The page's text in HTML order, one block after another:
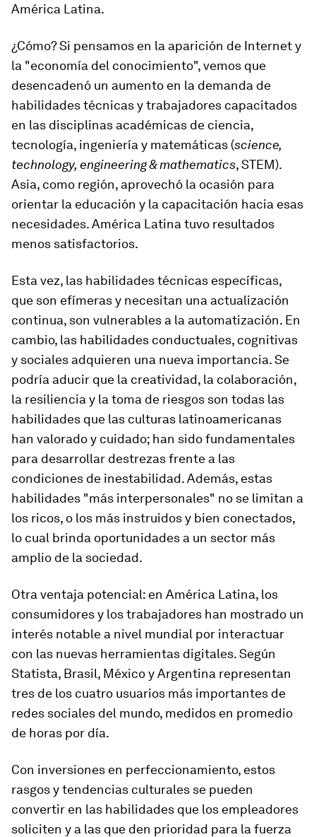
América Latina.
¿Cómo? Si pensamos en la aparición de Internet y
la "economía del conocimiento", vemos que
desencadenó un aumento en la demanda de
habilidades técnicas y trabajadores capacitados
en las disciplinas académicas de ciencia,
tecnología, ingeniería y matemáticas (science,
technology, engineering & mathematics, STEM).
Asia, como región, aprovechó la ocasión para
orientar la educación y la capacitación hacia esas
necesidades. América Latina tuvo resultados
menos satisfactorios.
Esta vez, las habilidades técnicas específicas,
que son efímeras y necesitan una actualización
continua, son vulnerables a la automatización. En
cambio, las habilidades conductuales, cognitivas
y sociales adquieren una nueva importancia. Se
podría aducir que la creatividad, la colaboración,
la resiliencia y la toma de riesgos son todas las
habilidades que las culturas latinoamericanas
han valorado y cuidado; han sido fundamentales
para desarrollar destrezas frente a las
condiciones de inestabilidad. Además, estas
habilidades "más interpersonales" no se limitan a
los ricos, o los más instruidos y bien conectados,
lo cual brinda oportunidades a un sector más
amplio de la sociedad.
Otra ventaja potencial: en América Latina, los
consumidores y los trabajadores han mostrado un
interés notable a nivel mundial por interactuar
con las nuevas herramientas digitales. Según
Statista, Brasil, México y Argentina representan
tres de los cuatro usuarios más importantes de
redes sociales del mundo, medidos en promedio
de horas por día.
Con inversiones en perfeccionamiento, estos
rasgos y tendencias culturales se pueden
convertir en las habilidades que los empleadores
soliciten y a las que den prioridad para la fuerza